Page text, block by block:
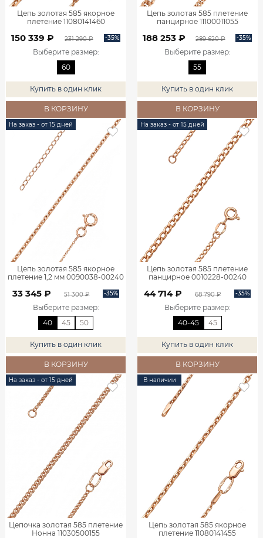
Цепь золотая 585 якорное
плетение 11080141460
150 339 ₽ 231 290 ₽ -35%
Выберите размер:
60
Купить в один клик
В КОРЗИНУ
Цепь золотая 585 плетение
панцирное 11100011055
188 253 ₽ 289 620 ₽ -35%
Выберите размер:
55
Купить в один клик
В КОРЗИНУ
На заказ - от 15 дней
Цепь золотая 585 якорное
плетение 1,2 мм 0090038-00240
33 345 ₽ 51 300 ₽ -35%
Выберите размер:
40
45 50
Купить в один клик
В КОРЗИНУ
На заказ - от 15 дней
Цепь золотая 585 плетение
панцирное 0010228-00240
44 714 ₽ 68 790 ₽ -35%
Выберите размер:
40-45
45
Купить в один клик
В КОРЗИНУ
На заказ - от 15 дней
Цепочка золотая 585 плетение
Нонна 11030500155
В наличии
Цепь золотая 585 якорное
плетение 11080141455